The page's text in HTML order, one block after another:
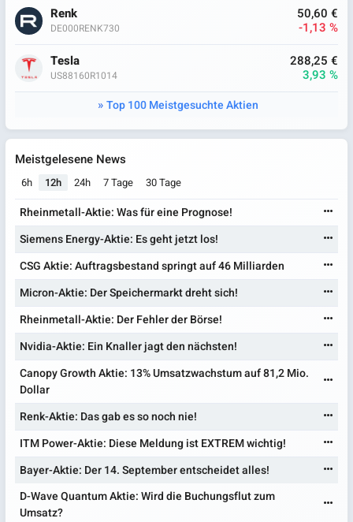
Renk
DE000RENK730
50,60 €
-1,13 %
Tesla
US88160R1014
288,25 €
3,93 %
Top 100 Meistgesuchte Aktien
Meistgelesene News
6h 12h 24h 7 Tage 30 Tage
Rheinmetall-Aktie: Was für eine Prognose!
Siemens Energy-Aktie: Es geht jetzt los!
CSG Aktie: Auftragsbestand springt auf 46 Milliarden
Micron-Aktie: Der Speichermarkt dreht sich!
Rheinmetall-Aktie: Der Fehler der Börse!
Nvidia-Aktie: Ein Knaller jagt den nächsten!
Canopy Growth Aktie: 13% Umsatzwachstum auf 81,2 Mio.
Dollar
Renk-Aktie: Das gab es so noch nie!
ITM Power-Aktie: Diese Meldung ist EXTREM wichtig!
Bayer-Aktie: Der 14. September entscheidet alles!
D-Wave Quantum Aktie: Wird die Buchungsflut zum
Umsatz?